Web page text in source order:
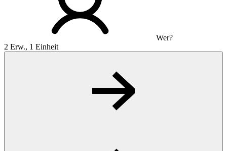
Wer?
2 Erw., 1 Einheit